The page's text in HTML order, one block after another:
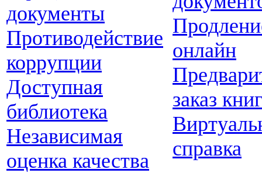
документы
Противодействие
коррупции
Доступная
библиотека
Независимая
оценка качества
онлайн
заказ
справка